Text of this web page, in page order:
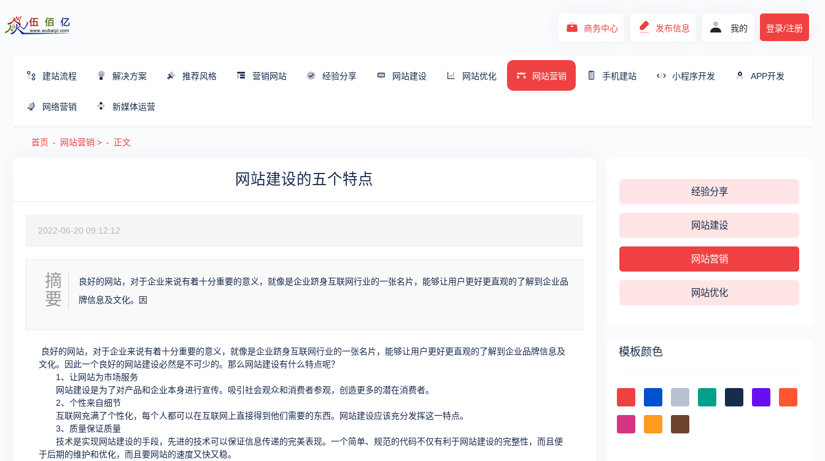
商务中心 发布信息 我的 登录/注册
建站流程 解决方案 推荐风格 营销网站 经验分享 网站建设 网站优化 网站营销 手机建站 小程序开发 APP开发
网络营销 新媒体运营
首页 网站营销 > 正文
经验分享
网站建设
网站营销
网站优化
模板颜色
网站建设的五个特点
2022-06-20 09:12:12
摘
要
良好的网站，对于企业来说有着十分重要的意义，就像是企业跻身互联网行业的一张名片，能够让用户更好更直观的了解到企业品
牌信息及文化。因
良好的网站，对于企业来说有着十分重要的意义，就像是企业跻身互联网行业的一张名片，能够让用户更好更直观的了解到企业品牌信息及
文化。因此一个良好的网站建设必然是不可少的。那么网站建设有什么特点呢？
1、让网站为市场服务
网站建设是为了对产品和企业本身进行宣传。吸引社会观众和消费者参观，创造更多的潜在消费者。
2、个性来自细节
互联网充满了个性化，每个人都可以在互联网上直接得到他们需要的东西。网站建设应该充分发挥这一特点。
3、质量保证质量
技术是实现网站建设的手段，先进的技术可以保证信息传递的完美表现。一个简单、规范的代码不仅有利于网站建设的完整性，而且便
于后期的维护和优化，而且要网站的速度又快又稳。